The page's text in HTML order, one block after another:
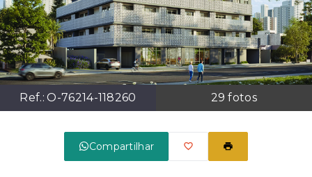
Ref.:O-76214-118260 29 fotos
Compartilhar